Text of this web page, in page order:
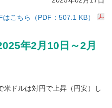
はこちら（PDF：507.1 KB）
年2月10日～2月
ドルは対円で上昇（円安）し